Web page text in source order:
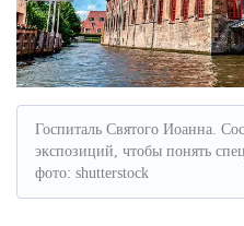
Госпиталь Святого Иоанна.
экспозиций, чтобы понять
фото: shutterstock